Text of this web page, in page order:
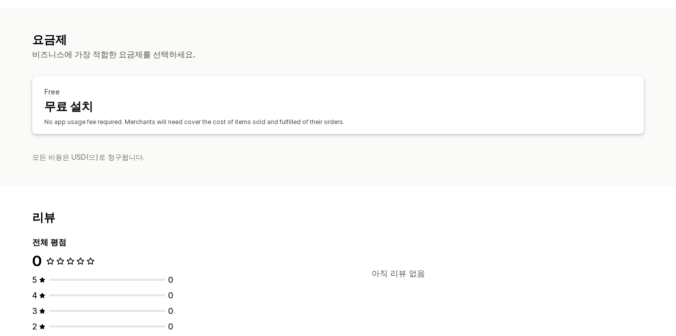
요금제
비즈니스에 가장 적합한 요금제를 선택하세요.
Free
무료 설치
No app usage fee required. Merchants will need cover the cost of items sold and fulfilled of their orders.
모든 비용은 USD(으)로 청구됩니다.
리뷰
전체 평점
0
5
0
4
0
3
0
2
0
아직 리뷰 없음